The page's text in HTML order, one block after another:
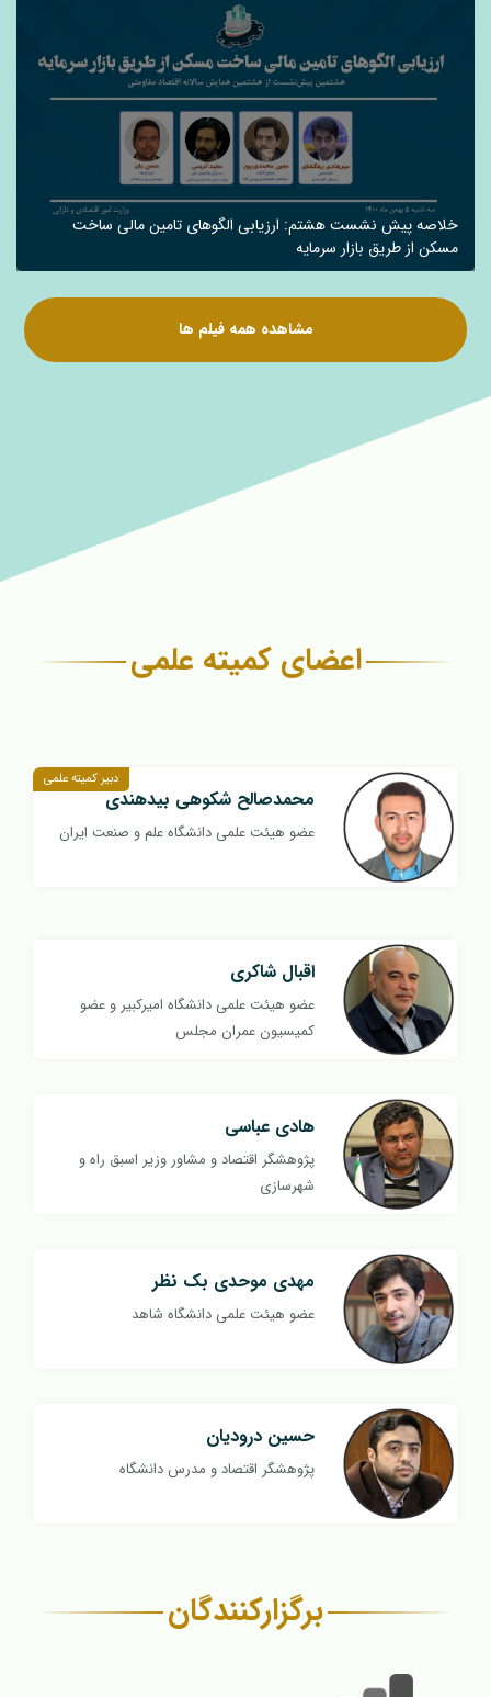
خلاصه پیش نشست هشتم: ارزیابی الگوهای تامین مالی ساخت
مسکن از طریق بازار سرمایه
مشاهده همه فیلم ها
اعضای کمیته علمی
دبیر کمیته علمی
محمدصالح شکوهی بیدهندی
عضو هیئت علمی دانشگاه علم و صنعت ایران
اقبال شاکری
عضو هیئت علمی دانشگاه امیرکبیر و عضو
کمیسیون عمران مجلس
هادی عباسی
پژوهشگر اقتصاد و مشاور وزیر اسبق راه و
شهرسازی
مهدی موحدی بک نظر
عضو هیئت علمی دانشگاه شاهد
حسین درودیان
پژوهشگر اقتصاد و مدرس دانشگاه
برگزار‌کنندگان